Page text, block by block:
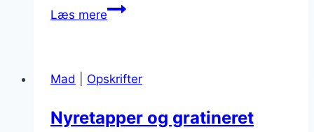
Læs mereNyretapper
krydderier
Mad Opskrifter
Nyretapper og gratineret